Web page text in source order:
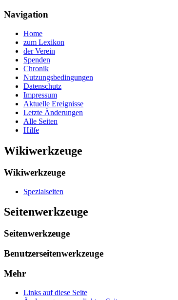
Navigation
Home
zum Lexikon
der Verein
Spenden
Chronik
Nutzungsbedingungen
Datenschutz
Impressum
Aktuelle Ereignisse
Letzte Änderungen
Alle Seiten
Hilfe
Wikiwerkzeuge
Wikiwerkzeuge
Spezialseiten
Seitenwerkzeuge
Seitenwerkzeuge
Benutzerseitenwerkzeuge
Mehr
Links auf diese Seite